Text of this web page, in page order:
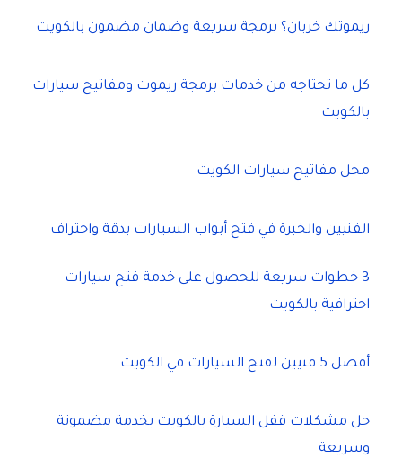
ريموتك خربان؟ برمجة سريعة وضمان مضمون بالكويت
كل ما تحتاجه من خدمات برمجة ريموت ومفاتيح سيارات
بالكويت
محل مفاتيح سيارات الكويت
الفنيين والخبرة في فتح أبواب السيارات بدقة واحتراف
3 خطوات سريعة للحصول على خدمة فتح سيارات
احترافية بالكويت
أفضل 5 فنيين لفتح السيارات في الكويت.
حل مشكلات قفل السيارة بالكويت بخدمة مضمونة
وسريعة